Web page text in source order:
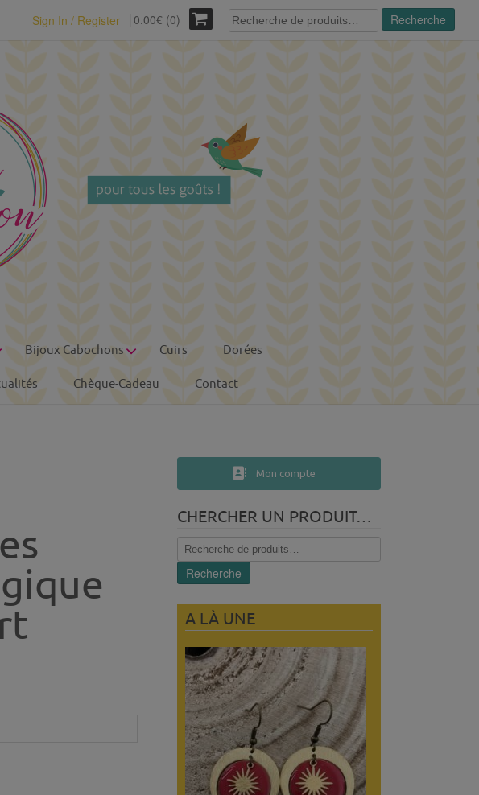
Sign In / Register 0.00€ (0)
Recherche
pour :
Recherche
Bijoux Cabochons Cuirs Dorées
Chèque-Cadeau Contact
Mon compte
CHERCHER UN PRODUIT…
Recherche
pour :
Recherche
A LÀ UNE